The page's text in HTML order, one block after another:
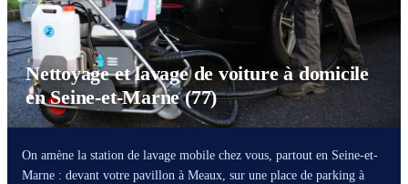
Nettoyage et lavage de voiture à domicile
en Seine-et-Marne (77)
On amène la station de lavage mobile chez vous, partout en Seine-et-
Marne : devant votre pavillon à Meaux, sur une place de parking à